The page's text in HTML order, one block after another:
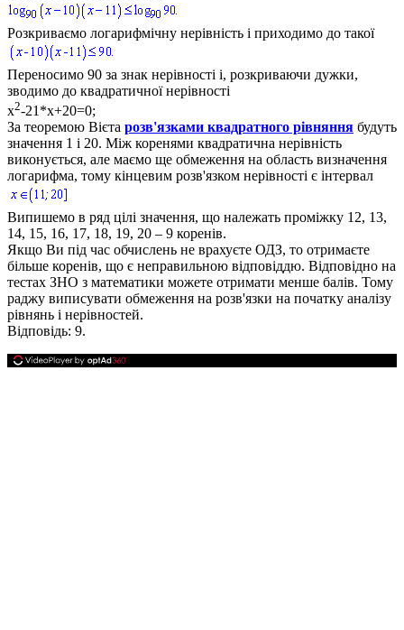
Розкриваємо логарифмічну нерівність і приходимо до такої
Переносимо 90 за знак нерівності і, розкриваючи дужки,
зводимо до квадратичної нерівності
x2-21*x+20=0;
За теоремою Вієта розв'язками квадратного рівняння будуть
значення 1 і 20. Між коренями квадратична нерівність
виконується, але маємо ще обмеження на область визначення
логарифма, тому кінцевим розв'язком нерівності є інтервал
Випишемо в ряд цілі значення, що належать проміжку 12, 13,
14, 15, 16, 17, 18, 19, 20 – 9 коренів.
Якщо Ви під час обчислень не врахуєте ОДЗ, то отримаєте
більше коренів, що є неправильною відповіддю. Відповідно на
тестах ЗНО з математики можете отримати менше балів. Тому
раджу виписувати обмеження на розв'язки на початку аналізу
рівнянь і нерівностей.
Відповідь: 9.